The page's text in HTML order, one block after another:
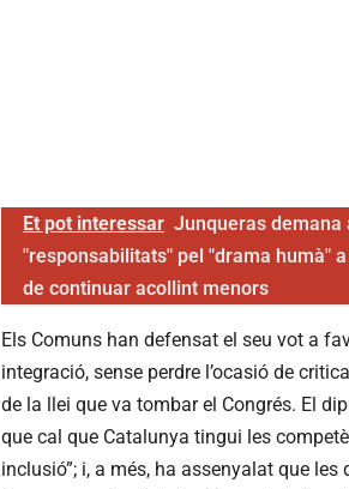
Et pot interessar Junqueras demana
"responsabilitats" pel "drama humà"
de continuar acollint menors
Els Comuns han defensat el seu vot a
integració, sense perdre l’ocasió de
de la llei que va tombar el Congrés. El
que cal que Catalunya tingui les
inclusió”; i, a més, ha assenyalat que